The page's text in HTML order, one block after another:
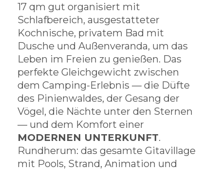
17 qm gut organisiert mit
Schlafbereich, ausgestatteter
Kochnische, privatem Bad mit
Dusche und Außenveranda, um das
Leben im Freien zu genießen. Das
perfekte Gleichgewicht zwischen
dem Camping-Erlebnis — die Düfte
des Pinienwaldes, der Gesang der
Vögel, die Nächte unter den Sternen
— und dem Komfort einer
MODERNEN UNTERKUNFT.
Rundherum: das gesamte Gitavillage
mit Pools, Strand, Animation und